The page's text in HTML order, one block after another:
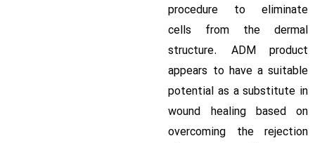
procedure to eliminate
cells from the dermal
structure. ADM product
appears to have a suitable
potential as a substitute in
wound healing based on
overcoming the rejection